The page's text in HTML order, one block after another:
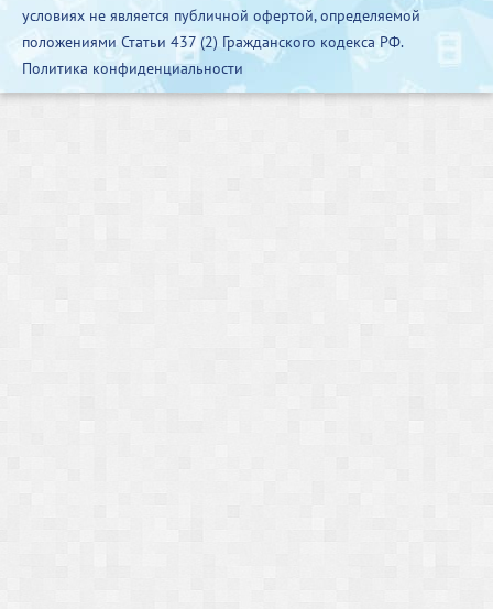
условиях не является публичной офертой, определяемой
положениями Статьи 437 (2) Гражданского кодекса РФ.
Политика конфиденциальности